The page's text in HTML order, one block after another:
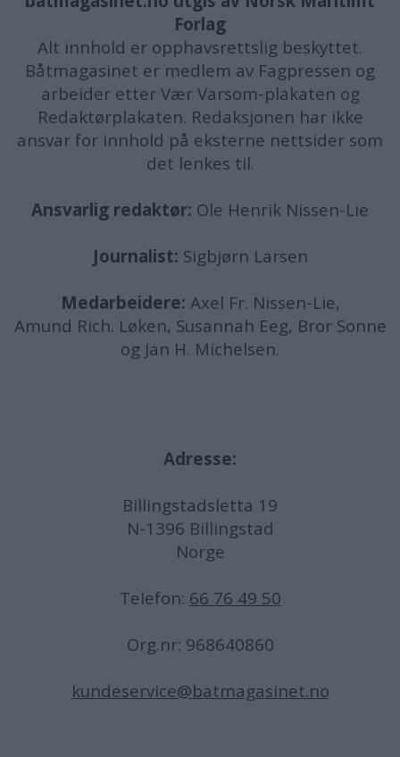
Forlag
Alt innhold er opphavsrettslig beskyttet.
Båtmagasinet er medlem av Fagpressen og
arbeider etter Vær Varsom-plakaten og
Redaktørplakaten. Redaksjonen har ikke
ansvar for innhold på eksterne nettsider som
det lenkes til.
Ansvarlig redaktør: Ole Henrik Nissen-Lie
Journalist: Sigbjørn Larsen
Medarbeidere: Axel Fr. Nissen-Lie,
Amund Rich. Løken, Susannah Eeg, Bror Sonne
og Jan H. Michelsen.
Adresse:
Billingstadsletta 19
N-1396 Billingstad
Norge
Telefon: 66 76 49 50
Org.nr: 968640860
kundeservice@batmagasinet.no